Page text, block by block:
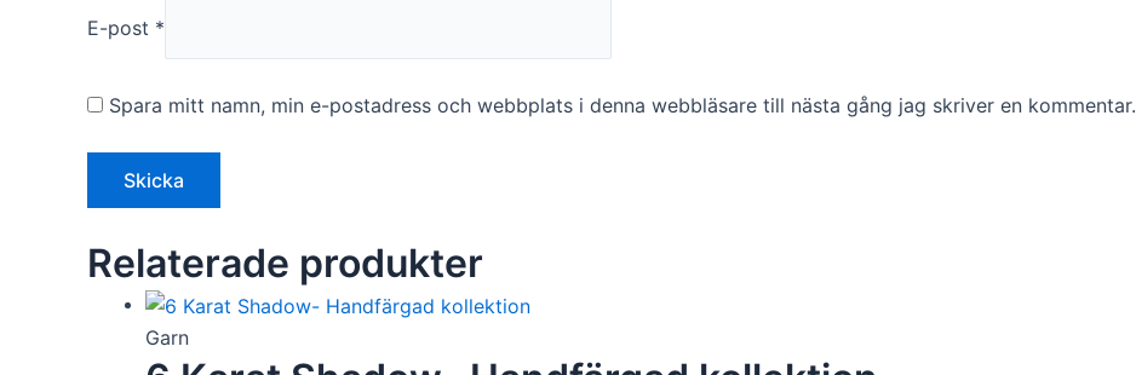
E-post *
Spara mitt namn, min e-postadress och webbplats i denna webbläsare till nästa gång jag skriver en kommentar.
Relaterade produkter
Garn